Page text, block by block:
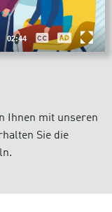
02:44
Ihnen mit unseren
Sie die